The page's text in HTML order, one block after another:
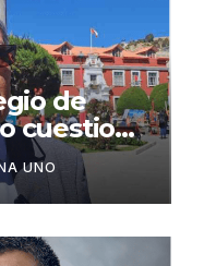
de
cuestiona
UNO